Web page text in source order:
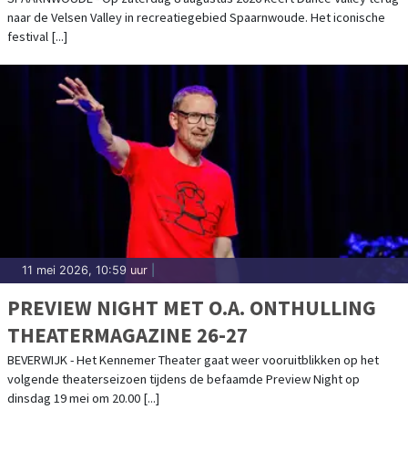
naar de Velsen Valley in recreatiegebied Spaarnwoude. Het iconische
festival [...]
11 mei 2026, 10:59 uur
PREVIEW NIGHT MET O.A. ONTHULLING
THEATERMAGAZINE 26-27
BEVERWIJK - Het Kennemer Theater gaat weer vooruitblikken op het
volgende theaterseizoen tijdens de befaamde Preview Night op
dinsdag 19 mei om 20.00 [...]